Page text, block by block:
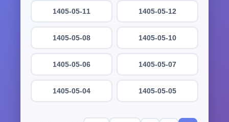
1405-05-12
1405-05-11
1405-05-10
1405-05-08
1405-05-07
1405-05-06
1405-05-05
1405-05-04